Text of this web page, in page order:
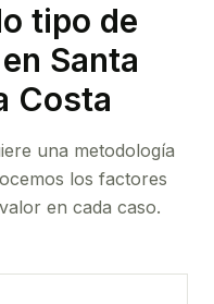
tipo de
en Santa
Costa
una metodología
los factores
en cada caso.